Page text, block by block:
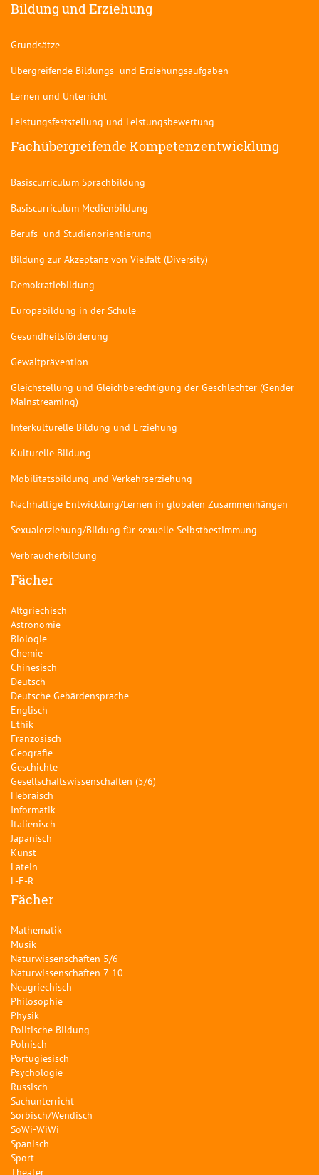
Bildung und Erziehung
Grundsätze
Übergreifende Bildungs- und Erziehungsaufgaben
Lernen und Unterricht
Leistungsfeststellung und Leistungsbewertung
Fachübergreifende Kompetenzentwicklung
Basiscurriculum Sprachbildung
Basiscurriculum Medienbildung
Berufs- und Studienorientierung
Bildung zur Akzeptanz von Vielfalt (Diversity)
Demokratiebildung
Europabildung in der Schule
Gesundheitsförderung
Gewaltprävention
Gleichstellung und Gleichberechtigung der Geschlechter (Gender
Mainstreaming)
Interkulturelle Bildung und Erziehung
Kulturelle Bildung
Mobilitätsbildung und Verkehrserziehung
Nachhaltige Entwicklung/Lernen in globalen Zusammenhängen
Sexualerziehung/Bildung für sexuelle Selbstbestimmung
Verbraucherbildung
Fächer
Altgriechisch
Astronomie
Biologie
Chemie
Chinesisch
Deutsch
Deutsche Gebärdensprache
Englisch
Ethik
Französisch
Geografie
Geschichte
Gesellschaftswissenschaften (5/6)
Hebräisch
Informatik
Italienisch
Japanisch
Kunst
Latein
L-E-R
Fächer
Mathematik
Musik
Naturwissenschaften 5/6
Naturwissenschaften 7-10
Neugriechisch
Philosophie
Physik
Politische Bildung
Polnisch
Portugiesisch
Psychologie
Russisch
Sachunterricht
Sorbisch/Wendisch
SoWi-WiWi
Spanisch
Sport
Theater